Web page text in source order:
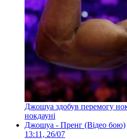
Джошуа здобув перемогу
нокдауні
Джошуа - Пренг (Відео бою)
13:11, 26/07